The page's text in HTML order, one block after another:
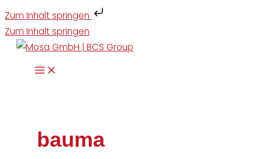
Zum Inhalt springen
Zum Inhalt springen
bauma